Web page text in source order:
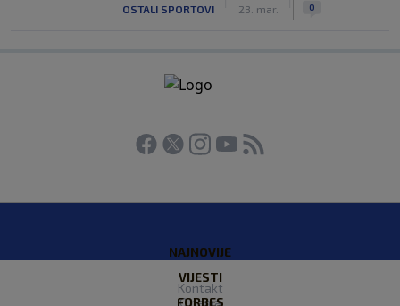
OSTALI SPORTOVI 23. mar. 0
NAJNOVIJE
VIJESTI
FORBES
Kontakt
O nama